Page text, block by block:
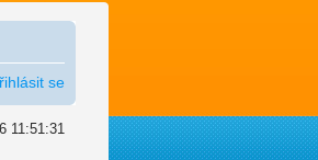
se
11:51:31